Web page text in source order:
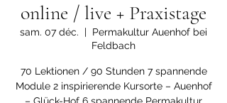
online / live + Praxistage
sam. 07 déc.
  |
Permakultur Auenhof bei
Feldbach
70 Lektionen / 90 Stunden 7 spannende
Module 2 inspirierende Kursorte – Auenhof